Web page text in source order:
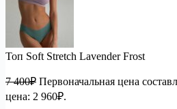
Топ Soft Stretch Lavender Frost
7 400₽ Первоначальная цена
цена: 2 960₽.